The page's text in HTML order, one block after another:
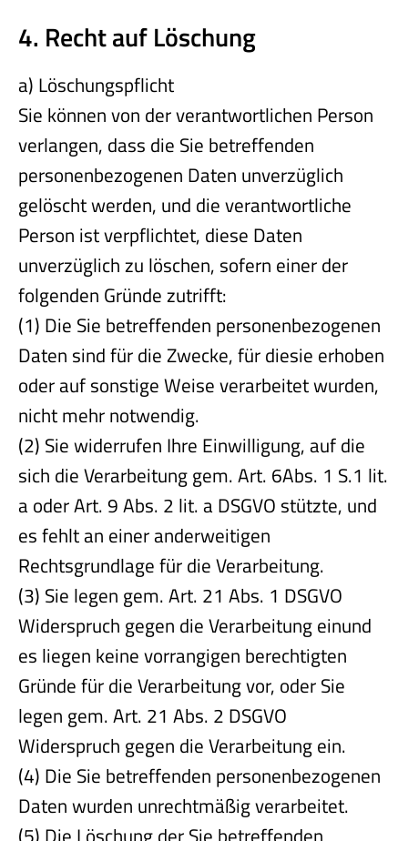
4. Recht auf Löschung
a) Löschungspflicht
Sie können von der verantwortlichen Person
verlangen, dass die Sie betreffenden
personenbezogenen Daten unverzüglich
gelöscht werden, und die verantwortliche
Person ist verpflichtet, diese Daten
unverzüglich zu löschen, sofern einer der
folgenden Gründe zutrifft:
(1) Die Sie betreffenden personenbezogenen
Daten sind für die Zwecke, für diesie erhoben
oder auf sonstige Weise verarbeitet wurden,
nicht mehr notwendig.
(2) Sie widerrufen Ihre Einwilligung, auf die
sich die Verarbeitung gem. Art. 6Abs. 1 S.1 lit.
a oder Art. 9 Abs. 2 lit. a DSGVO stützte, und
es fehlt an einer anderweitigen
Rechtsgrundlage für die Verarbeitung.
(3) Sie legen gem. Art. 21 Abs. 1 DSGVO
Widerspruch gegen die Verarbeitung einund
es liegen keine vorrangigen berechtigten
Gründe für die Verarbeitung vor, oder Sie
legen gem. Art. 21 Abs. 2 DSGVO
Widerspruch gegen die Verarbeitung ein.
(4) Die Sie betreffenden personenbezogenen
Daten wurden unrechtmäßig verarbeitet.
(5) Die Löschung der Sie betreffenden